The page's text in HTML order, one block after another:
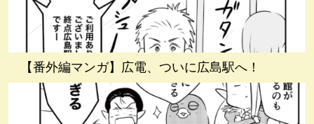
【番外編マンガ】広電、ついに広島駅へ！